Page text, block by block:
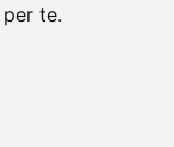
te.